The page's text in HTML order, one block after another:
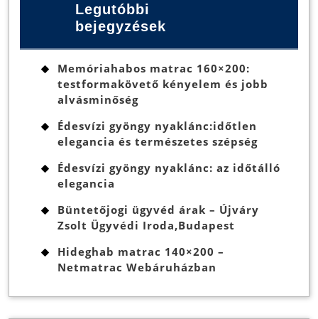
Legutóbbi
bejegyzések
Memóriahabos matrac 160×200:
testformakövető kényelem és jobb
alvásminőség
Édesvízi gyöngy nyaklánc:időtlen
elegancia és természetes szépség
Édesvízi gyöngy nyaklánc: az időtálló
elegancia
Büntetőjogi ügyvéd árak – Újváry
Zsolt Ügyvédi Iroda,Budapest
Hideghab matrac 140×200 –
Netmatrac Webáruházban